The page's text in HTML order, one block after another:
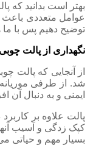
بهتر است بدانید که
عوامل متعددی باعث
توضیح دهیم پس با ما
نگهداری از پالت چوبی
از آنجایی که پالت
شد. از طرفی
ایمنی و به دنبال آن
پالت علاوه بر
کپک زدگی و آسیب
بسیار مهم و حیاتی